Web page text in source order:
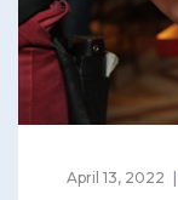
April 13, 2022